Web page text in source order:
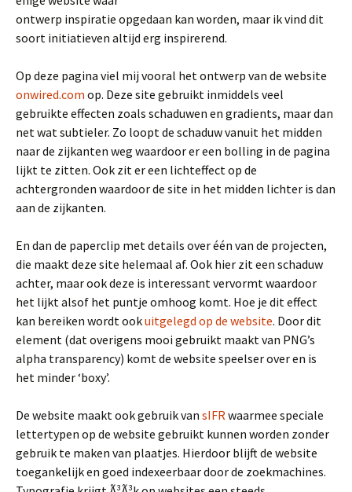
ontwerp inspiratie opgedaan kan worden, maar ik vind dit
soort initiatieven altijd erg inspirerend.
Op deze pagina viel mij vooral het ontwerp van de website
onwired.com op. Deze site gebruikt inmiddels veel
gebruikte effecten zoals schaduwen en gradients, maar dan
net wat subtieler. Zo loopt de schaduw vanuit het midden
naar de zijkanten weg waardoor er een bolling in de pagina
lijkt te zitten. Ook zit er een lichteffect op de
achtergronden waardoor de site in het midden lichter is dan
aan de zijkanten.
En dan de paperclip met details over één van de projecten,
die maakt deze site helemaal af. Ook hier zit een schaduw
achter, maar ook deze is interessant vervormt waardoor
het lijkt alsof het puntje omhoog komt. Hoe je dit effect
kan bereiken wordt ookuitgelegd op de website. Door dit
element (dat overigens mooi gebruikt maakt van PNG’s
alpha transparency) komt de website speelser over en is
het minder ‘boxy’.
De website maakt ook gebruik van sIFRwaarmee speciale
lettertypen op de website gebruikt kunnen worden zonder
gebruik te maken van plaatjes. Hierdoor blijft de website
toegankelijk en goed indexeerbaar door de zoekmachines.